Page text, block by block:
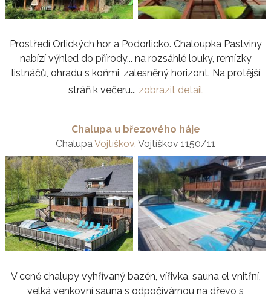
Prostředí Orlických hor a Podorlicko. Chaloupka Pastviny
nabízí výhled do přírody... na rozsáhlé louky, remízky
listnáčů, ohradu s koňmi, zalesněný horizont. Na protější
stráň k večeru... zobrazit detail
Chalupa u březového háje
ChalupaVojtíškov, Vojtíškov 1150/11
V ceně chalupy vyhřívaný bazén, vířivka, sauna el vnitřní,
velká venkovní sauna s odpočívárnou na dřevo s